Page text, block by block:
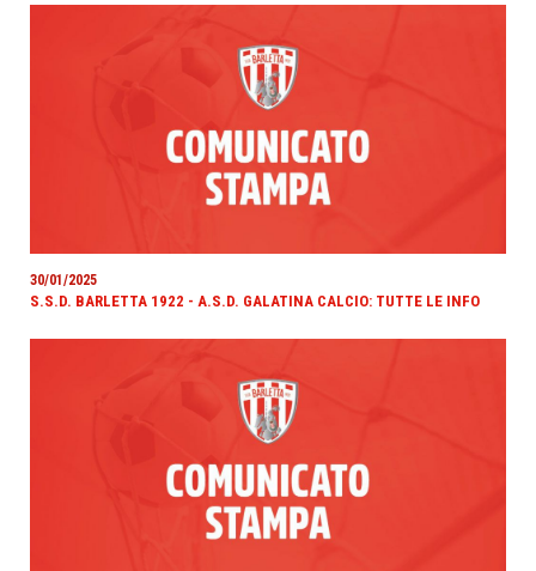
30/01/2025
S.S.D. BARLETTA 1922 - A.S.D. GALATINA CALCIO: TUTTE LE INFO